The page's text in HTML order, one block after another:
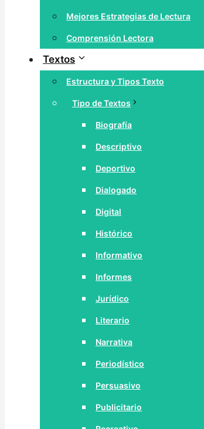
Mejores Estrategias de Lectura
Comprensión Lectora
Textos
Estructura y Tipos Texto
Tipo de Textos
Biografía
Descriptivo
Deportivo
Dialogado
Digital
Histórico
Informativo
Informes
Jurídico
Literario
Narrativa
Periodístico
Persuasivo
Publicitario